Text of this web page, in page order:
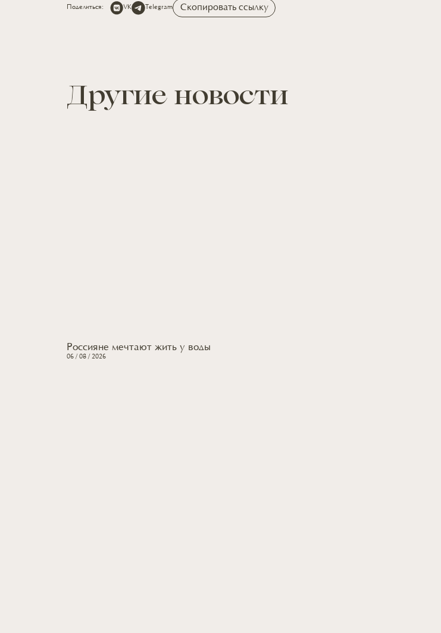
Поделиться: VK Telegram Скопировать ссылку
Другие новости
Россияне мечтают жить у воды
06 / 08 / 2026